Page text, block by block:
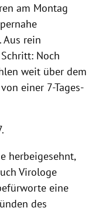
am Montag
Aus rein
Noch
weit über dem
einer 7-Tages-
herbeigesehnt,
Virologe
eine
des